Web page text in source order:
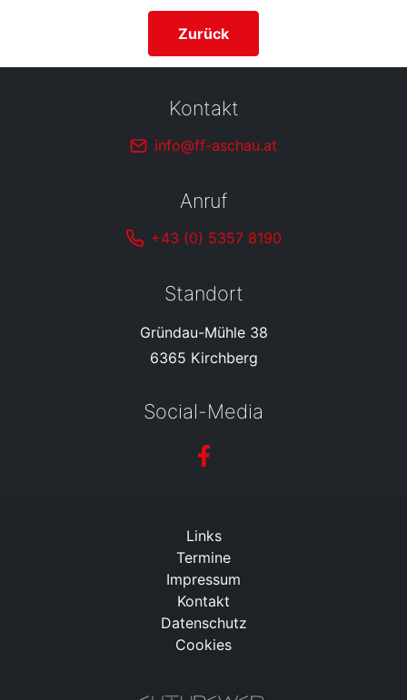
Zurück
Kontakt
info@ff-aschau.at
Anruf
+43 (0) 5357 8190
Standort
Gründau-Mühle 38
6365 Kirchberg
Social-Media
Links
Termine
Impressum
Kontakt
Datenschutz
Cookies